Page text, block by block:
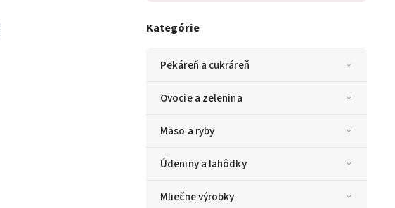
Kategórie
Pekáreň a cukráreň
Ovocie a zelenina
Mäso a ryby
Údeniny a lahôdky
Mliečne výrobky